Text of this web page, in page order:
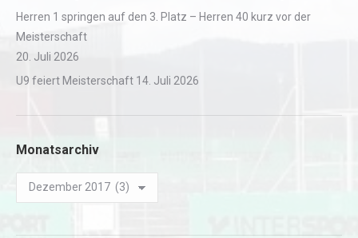
Herren 1 springen auf den 3. Platz – Herren 40 kurz vor der
Meisterschaft
20. Juli 2026
U9 feiert Meisterschaft 14. Juli 2026
Monatsarchiv
Monatsarchiv